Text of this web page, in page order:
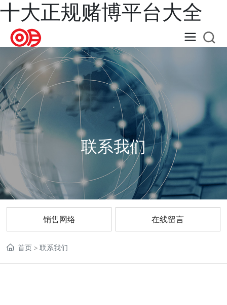
十大正规赌博平台大全
联系我们
销售网络 在线留言
首页 联系我们